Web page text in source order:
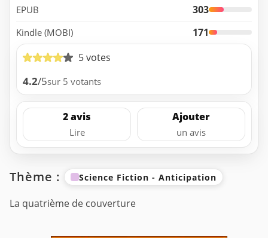
EPUB 303
Kindle (MOBI)
171
5 votes
4.2/5sur 5 votants
2 avis
Lire
Ajouter
un avis
Thème : Science Fiction - Anticipation
La quatrième de couverture